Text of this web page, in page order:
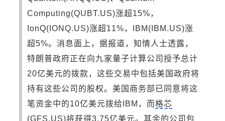
Computing(QUBT.US)涨超15%，
IonQ(IONQ.US)涨超11%，IBM(IBM.US)涨
超5%。消息面上，据报道，知情人士透露，
特朗普政府正在向九家量子计算公司授予总计
20亿美元的拨款，这些交易中包括美国政府将
持有这些公司的股权。美国商务部已同意将这
笔资金中的10亿美元拨给IBM，而格芯
(GFS.US)将获得3.75亿美元。其余的公司包